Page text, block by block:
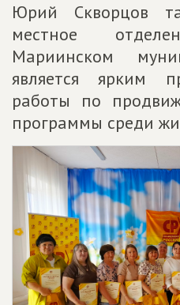
Юрий Скворцов
местное
Мариинском
является ярким
работы по
программы среди